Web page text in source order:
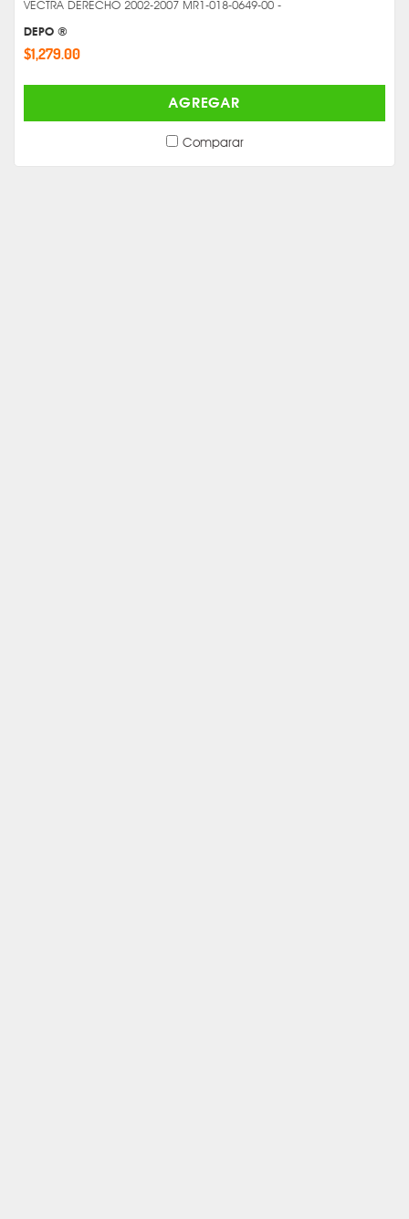
VECTRA DERECHO 2002-2007 MR1-018-0649-00 -
DEPO ®
$1,279.00
AGREGAR
Comparar